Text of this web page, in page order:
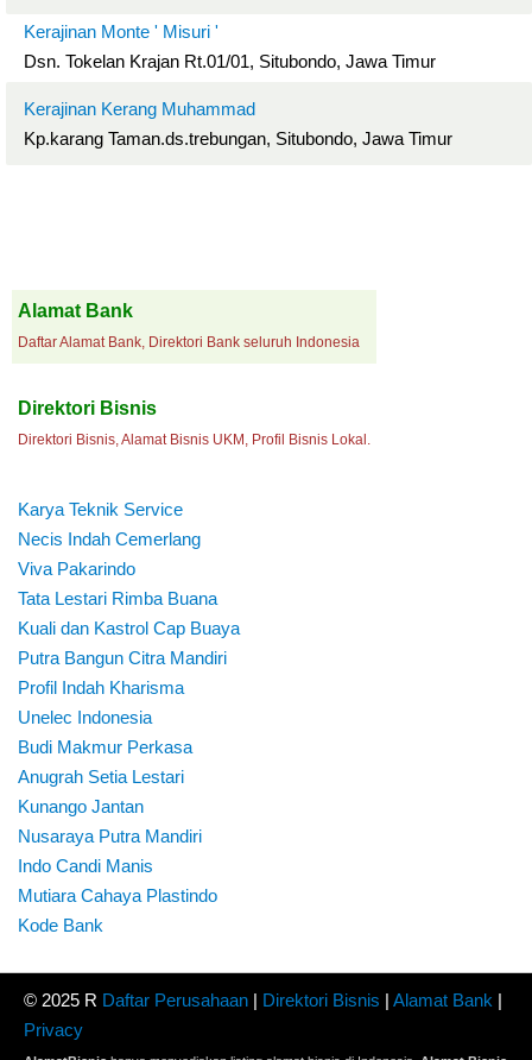
Kerajinan Monte ' Misuri '
Dsn. Tokelan Krajan Rt.01/01, Situbondo, Jawa Timur
Kerajinan Kerang Muhammad
Kp.karang Taman.ds.trebungan, Situbondo, Jawa Timur
Alamat Bank
Daftar Alamat Bank, Direktori Bank seluruh Indonesia
Direktori Bisnis
Direktori Bisnis, Alamat Bisnis UKM, Profil Bisnis Lokal.
Karya Teknik Service
Necis Indah Cemerlang
Viva Pakarindo
Tata Lestari Rimba Buana
Kuali dan Kastrol Cap Buaya
Putra Bangun Citra Mandiri
Profil Indah Kharisma
Unelec Indonesia
Budi Makmur Perkasa
Anugrah Setia Lestari
Kunango Jantan
Nusaraya Putra Mandiri
Indo Candi Manis
Mutiara Cahaya Plastindo
Kode Bank
© 2025 R Daftar Perusahaan | Direktori Bisnis | Alamat Bank |
Privacy